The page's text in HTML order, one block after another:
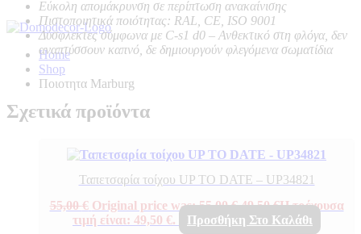
Home
Shop
Ποιοτητα Marburg
Εύκολη απομάκρυνση σε περίπτωση ανακαίνισης
Πιστοποιητικά ποιότητας: RAL, CE, ISO 9001
Δύσφλεκτες σύμφωνα με C-s1 d0 – Ανθεκτικό στη φλόγα, δεν
αναπτύσσουν καπνό, δε δημιουργούν φλεγόμενα σωματίδια
Σχετικά προϊόντα
Ταπετσαρία τοίχου UP TO DATE – UP34821
55,00€ Original price was: 55,00 €.49,50€Η τρέχουσα
τιμή είναι: 49,50 €.
Προσθήκη Στο Καλάθι